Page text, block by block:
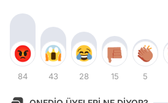
84 43 28 15 5